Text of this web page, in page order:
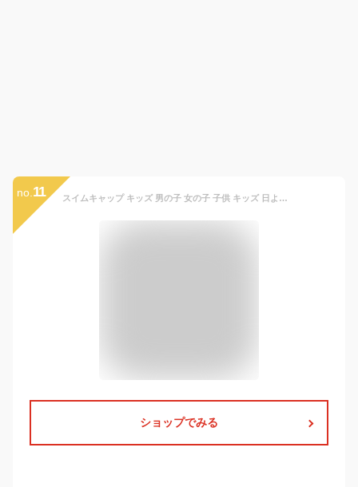
no. 11 スイムキャップ キッズ 男の子 女の子 子供 キッズ 日よけ つば付き UVカット くすみ ニュアンスカラー クマ ウサギ ストライプ チェック ドット ナチュラル ユアーズアーミーワールド tcpt
ショップでみる